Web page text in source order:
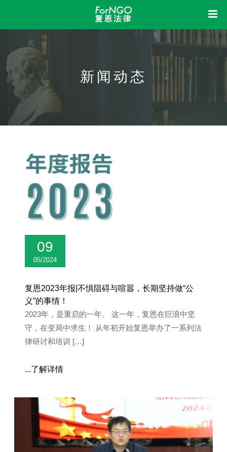
复恩
关于我们
组织架构
机构制度
信息公开
业务活动
荣誉资质
洞察
立法参与
成果展示
我想
法律体检
法律咨询
法律培训
加入我们
EN
新闻动态
09
05/2024
复恩2023年报|不惧阻碍与喧嚣，长期坚持做“公
义”的事情！
2023年，是重启的一年。 这一年，复恩在巨浪中坚
守，在变局中求生！ 从年初开始复恩举办了一系列法
律研讨和培训 […]
...了解详情